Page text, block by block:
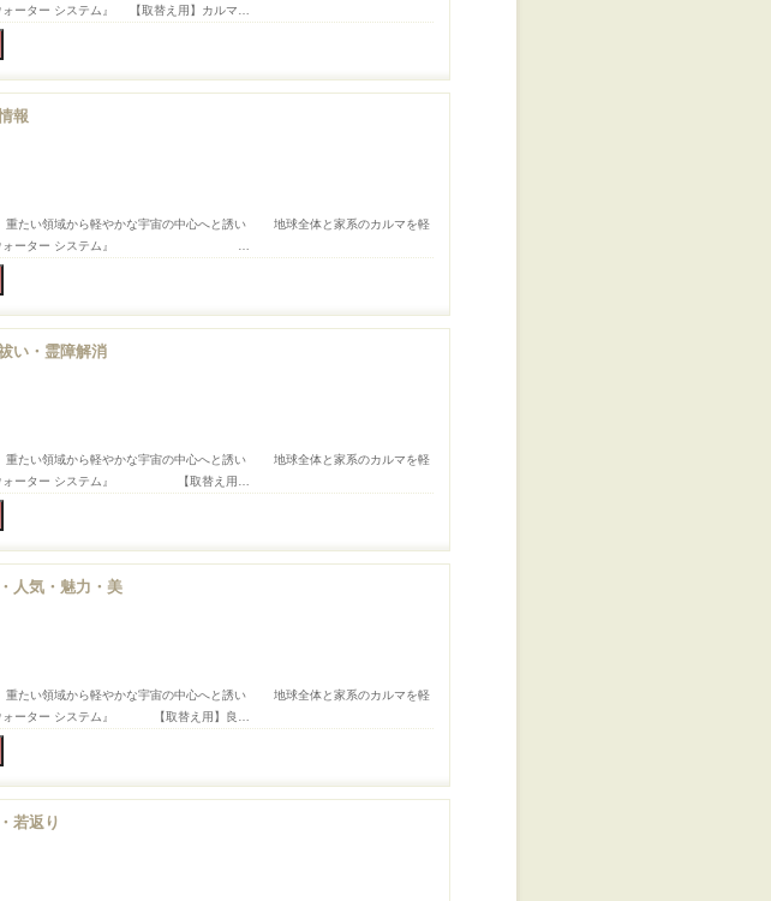
ォーター システム』 【取替え用】カルマ…
報
重たい領域から軽やかな宇宙の中心へと誘い 地球全体と家系のカルマを軽
元ナビウォーター システム』 …
い・霊障解消
重たい領域から軽やかな宇宙の中心へと誘い 地球全体と家系のカルマを軽
ビウォーター システム』 【取替え用…
人気・魅力・美
重たい領域から軽やかな宇宙の中心へと誘い 地球全体と家系のカルマを軽
ウォーター システム』 【取替え用】良…
若返り